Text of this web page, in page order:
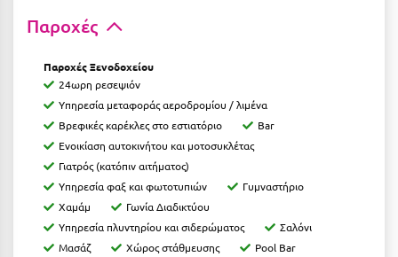
Καλαμάτα
Κάλαμος
Καλαμπάκα
Κάλυμνος
Καμένα Βούρλα
Καρδάμαινα
Παροχές
Παροχές Ξενοδοχείου
24ωρη ρεσεψιόν
Υπηρεσία μεταφοράς αεροδρομίου / λιμένα
Βρεφικές καρέκλες στο εστιατόριο
Bar
Ενοικίαση αυτοκινήτου και μοτοσυκλέτας
Γιατρός (κατόπιν αιτήματος)
Υπηρεσία φαξ και φωτοτυπιών
Γυμναστήριο
Χαμάμ
Γωνία Διαδικτύου
Υπηρεσία πλυντηρίου και σιδερώματος
Σαλόνι
Μασάζ
Χώρος στάθμευσης
Pool Bar